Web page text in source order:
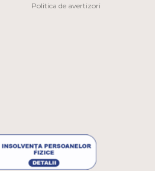
Politica de avertizori